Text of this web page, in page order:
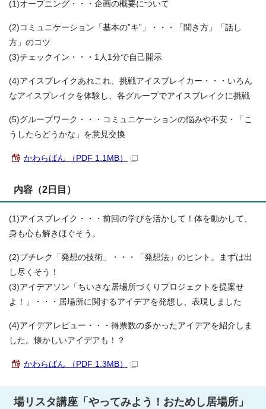
(1)オープニング・・・企画の概要について
(2)コミュニケーション「基本の”キ”」・・・「聞き方」「話し
方」のコツ
(3)チェックイン・・・1人1分で自己開示
(4)アイスブレイクあれこれ、挑戦アイスブレイカー・・・いろん
なアイスブレイクを体験し、各グループでアイスブレイクに挑戦
(5)グループワーク・・・コミュニケーションの悩みや不安・「こ
うしたらどうかな」を意見交換
かわらばん （PDF 1.1MB）
内容（2日目）
(1)アイスブレイク・・・前回の学びを活かして！体を動かして、
身も心も解きほぐそう。
(2)プチレク「発想の技術」・・・「発想法」のヒント。まずは出
し尽くそう！
(3)アイデアソン「ちいさな居場所づくりプロジェクトを提案せ
よ！」・・・居場所に関するアイデアを発想し、表現しました
(4)アイデアレビュー・・・得票数の多かったアイデアを紹介しま
した。懐かしいアイデアも！？
かわらばん （PDF 1.3MB）
場リスタ講座「やってみよう！おためし居場所」